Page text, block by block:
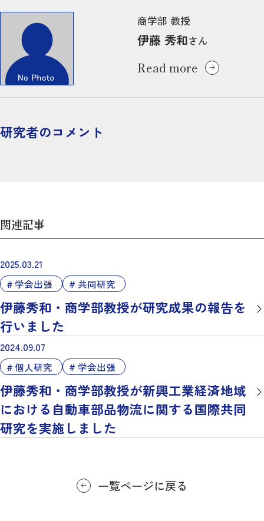
商学部 教授
伊藤 秀和さん
Read more
研究者のコメント
関連記事
2025.03.21
学会出張 共同研究
伊藤秀和・商学部教授が研究成果の報告を
行いました
2024.09.07
個人研究 学会出張
伊藤秀和・商学部教授が新興工業経済地域
における自動車部品物流に関する国際共同
研究を実施しました
一覧ページに戻る